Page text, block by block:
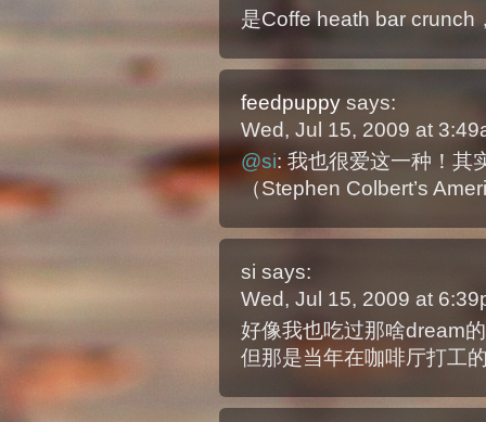
是Coffe heath bar crunch
feedpuppy says:
Wed, Jul 15, 2009 at
@si: 我也很爱这一种！其
（Stephen Colbert’s
si says:
Wed, Jul 15, 2009 at
好像我也吃过那啥dream
但那是当年在咖啡厅打工